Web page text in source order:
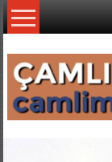
İçeriğe
geç